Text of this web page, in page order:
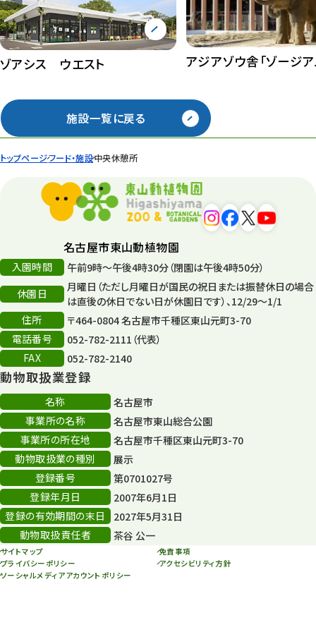
トップページフード・施設中央休憩所
ゾアシス ウエスト アジアゾウ舎「ゾージア
施設一覧に戻る
名古屋市東山動植物園
入園時間
午前9時～午後4時30分（閉園は午後4時50分）
休園日
月曜日（ただし月曜日が国民の祝日または振替休日の場合
は直後の休日でない日が休園日です）、12/29～1/1
住所
〒464-0804 名古屋市千種区東山元町3-70
電話番号
052-782-2111（代表）
FAX
052-782-2140
動物取扱業登録
名称
名古屋市
事業所の名称
名古屋市東山総合公園
事業所の所在地
名古屋市千種区東山元町3-70
動物取扱業の種別
展示
登録番号
第0701027号
登録年月日
2007年6月1日
登録の有効期間の末日
2027年5月31日
動物取扱責任者
茶谷 公一
サイトマップ
免責事項
プライバシーポリシー
アクセシビリティ方針
ソーシャルメディアアカウントポリシー